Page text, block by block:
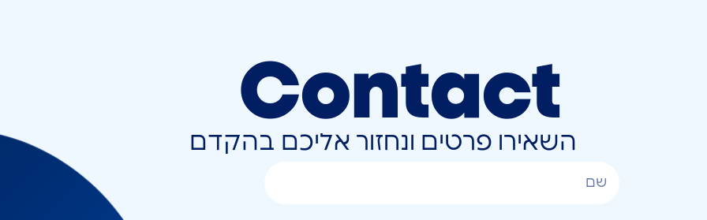
Contact
השאירו פרטים ונחזור אליכם בהקדם